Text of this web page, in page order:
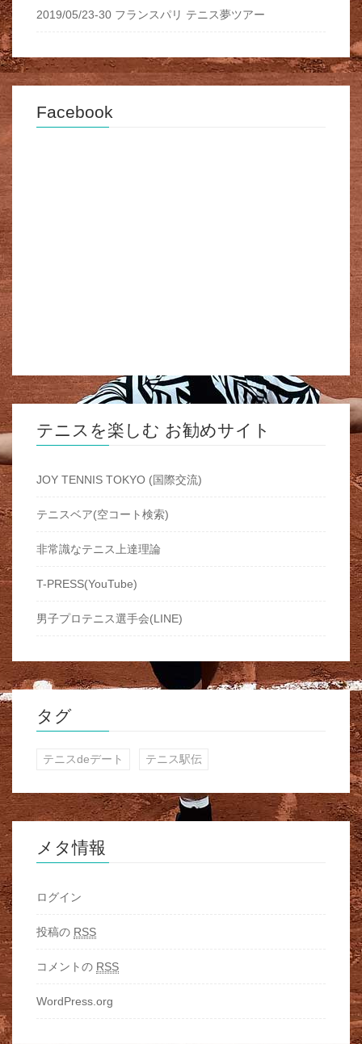
2019/05/23-30 フランスパリ テニス夢ツアー
Facebook
テニスを楽しむ お勧めサイト
JOY TENNIS TOKYO (国際交流)
テニスベア(空コート検索)
非常識なテニス上達理論
T-PRESS(YouTube)
男子プロテニス選手会(LINE)
タグ
テニスdeデート テニス駅伝
メタ情報
ログイン
投稿の RSS
コメントの RSS
WordPress.org